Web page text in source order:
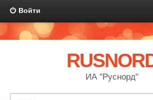
Войти
ИА "Руснорд"